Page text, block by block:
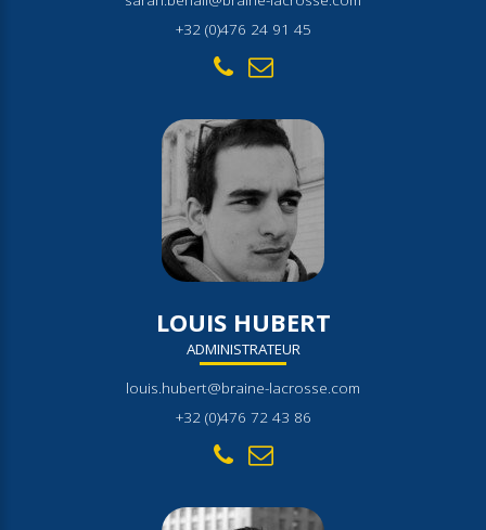
+32 (0)476 24 91 45
LOUIS HUBERT
ADMINISTRATEUR
louis.hubert@braine-lacrosse.com
+32 (0)476 72 43 86